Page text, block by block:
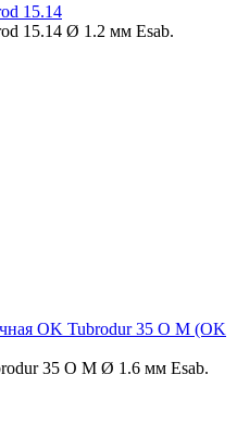
15.14
15.14 Ø 1.2 мм Esab.
OK Tubrodur 35 O M (OK
35 O M Ø 1.6 мм Esab.